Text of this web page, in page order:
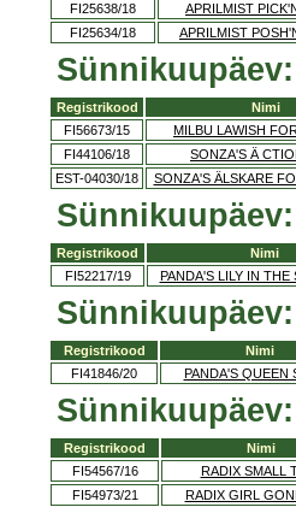
FI25638/18
APRILMIST
FI25634/18
APRILMIST
Sünnikuupäev:
Registrikood Nimi
FI56673/15
MILBU LAWISH
FI44106/18
SONZA'S Ä
EST-04030/18
SONZA'S ÄLSKARE
Sünnikuupäev:
Registrikood Nimi
FI52217/19
PANDA'S LILY IN THE
Sünnikuupäev:
Registrikood Nimi
FI41846/20
PANDA'S QUEEN
Sünnikuupäev:
Registrikood Nimi
FI54567/16
RADIX SMALL
FI54973/21
RADIX GIRL